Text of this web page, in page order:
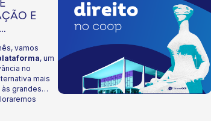
E
vamos
, um
no
mais
grandes